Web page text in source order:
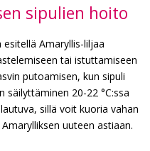
sipulien hoito
Amaryllis-liljaa
tai istuttamiseen
putoamisen, kun sipuli
säilyttäminen 20-22 °C:ssa
sillä voit kuoria vahan
uuteen astiaan.